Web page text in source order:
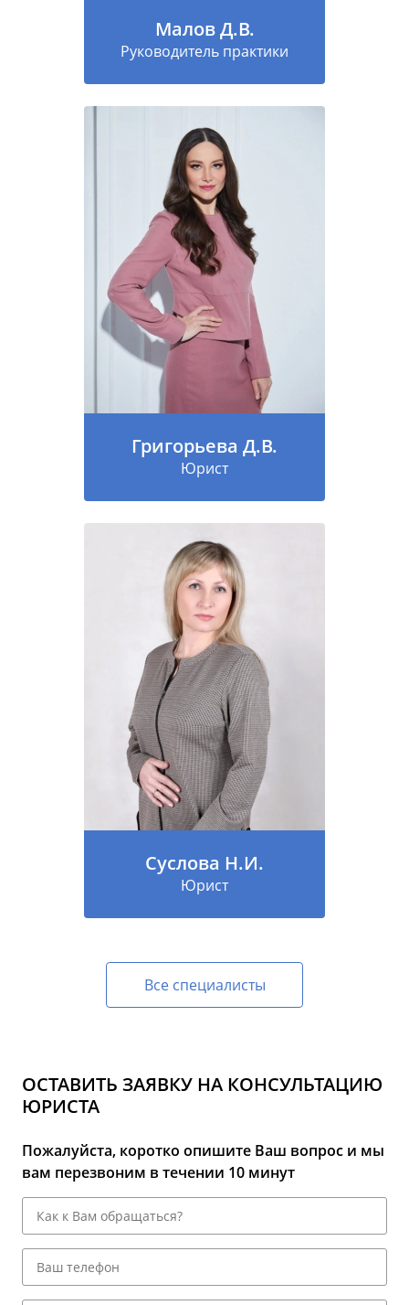
Малов Д.В.
Руководитель практики
Григорьева Д.В.
Юрист
Суслова Н.И.
Юрист
Все специалисты
ОСТАВИТЬ ЗАЯВКУ НА КОНСУЛЬТАЦИЮ
ЮРИСТА
Пожалуйста, коротко опишите Ваш вопрос и мы
вам перезвоним в течении 10 минут